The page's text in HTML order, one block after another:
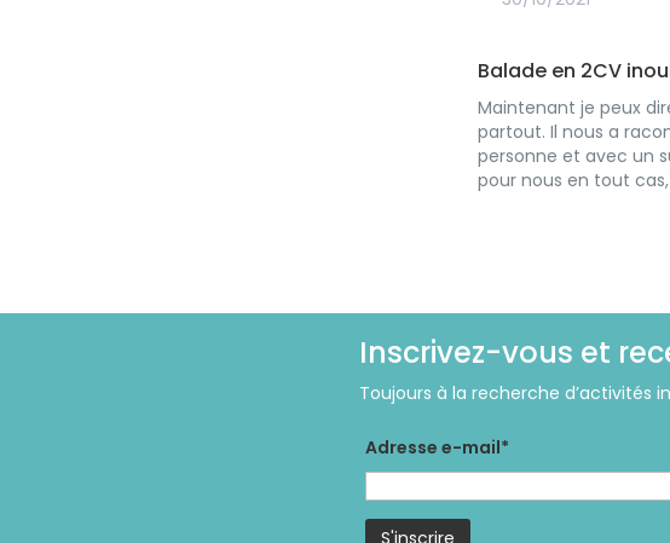
Balade en 2CV
Maintenant je peux
partout. Il nous a
personne et avec un
pour nous en tout
Inscrivez-vous et
Toujours à la recherche d’activités
Adresse e-mail*